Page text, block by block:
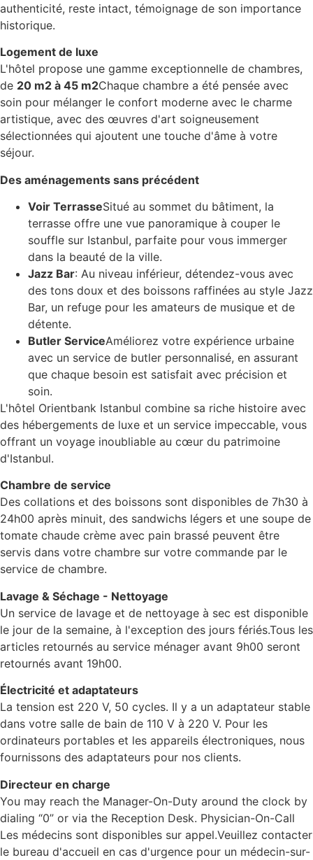
authenticité, reste intact, témoignage de son importance
historique.
Logement de luxe
L'hôtel propose une gamme exceptionnelle de chambres,
de 20 m2 à 45 m2Chaque chambre a été pensée avec
soin pour mélanger le confort moderne avec le charme
artistique, avec des œuvres d'art soigneusement
sélectionnées qui ajoutent une touche d'âme à votre
séjour.
Des aménagements sans précédent
Voir TerrasseSitué au sommet du bâtiment, la
terrasse offre une vue panoramique à couper le
souffle sur Istanbul, parfaite pour vous immerger
dans la beauté de la ville.
Jazz Bar: Au niveau inférieur, détendez-vous avec
des tons doux et des boissons raffinées au style Jazz
Bar, un refuge pour les amateurs de musique et de
détente.
Butler ServiceAméliorez votre expérience urbaine
avec un service de butler personnalisé, en assurant
que chaque besoin est satisfait avec précision et
soin.
L'hôtel Orientbank Istanbul combine sa riche histoire avec
des hébergements de luxe et un service impeccable, vous
offrant un voyage inoubliable au cœur du patrimoine
d'Istanbul.
Chambre de service
Des collations et des boissons sont disponibles de 7h30 à
24h00 après minuit, des sandwichs légers et une soupe de
tomate chaude crème avec pain brassé peuvent être
servis dans votre chambre sur votre commande par le
service de chambre.
Lavage & Séchage - Nettoyage
Un service de lavage et de nettoyage à sec est disponible
le jour de la semaine, à l'exception des jours fériés.Tous les
articles retournés au service ménager avant 9h00 seront
retournés avant 19h00.
Électricité et adaptateurs
La tension est 220 V, 50 cycles. Il y a un adaptateur stable
dans votre salle de bain de 110 V à 220 V. Pour les
ordinateurs portables et les appareils électroniques, nous
fournissons des adaptateurs pour nos clients.
Directeur en charge
You may reach the Manager-On-Duty around the clock by
dialing “0” or via the Reception Desk. Physician-On-Call
Les médecins sont disponibles sur appel.Veuillez contacter
le bureau d'accueil en cas d'urgence pour un médecin-sur-